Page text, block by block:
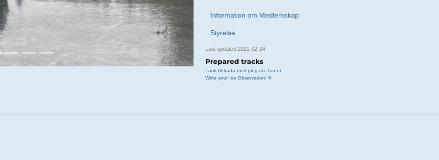
Information om Medlemskap
Styrelse
Last updated 2021-02-24
Prepared tracks
Länk till karta med plogade banor
Write your Ice Observation!